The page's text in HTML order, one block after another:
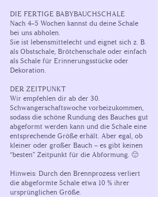
DIE FERTIGE BABYBAUCHSCHALE
Nach 4–5 Wochen kannst du deine Schale
bei uns abholen.
Sie ist lebensmittelecht und eignet sich z. B.
als Obstschale, Brötchenschale oder einfach
als Schale für Erinnerungsstücke oder
Dekoration.
DER ZEITPUNKT
Wir empfehlen dir ab der 30.
Schwangerschaftswoche vorbeizukommen,
sodass die schöne Rundung des Bauches gut
abgeformt werden kann und die Schale eine
entsprechende Größe erhält. Aber egal, ob
kleiner oder großer Bauch – es gibt keinen
“besten” Zeitpunkt für die Abformung. 🙂
Hinweis: Durch den Brennprozess verliert
die abgeformte Schale etwa 10 % ihrer
ursprünglichen Größe.